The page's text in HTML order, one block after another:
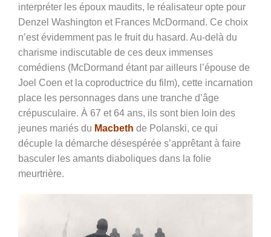
interpréter les époux maudits, le réalisateur opte pour
Denzel Washington et Frances McDormand. Ce choix
n’est évidemment pas le fruit du hasard. Au-delà du
charisme indiscutable de ces deux immenses
comédiens (McDormand étant par ailleurs l’épouse de
Joel Coen et la coproductrice du film), cette incarnation
place les personnages dans une tranche d’âge
crépusculaire. À 67 et 64 ans, ils sont bien loin des
jeunes mariés du Macbeth de Polanski, ce qui
décuple la démarche désespérée s’apprêtant à faire
basculer les amants diaboliques dans la folie
meurtrière.